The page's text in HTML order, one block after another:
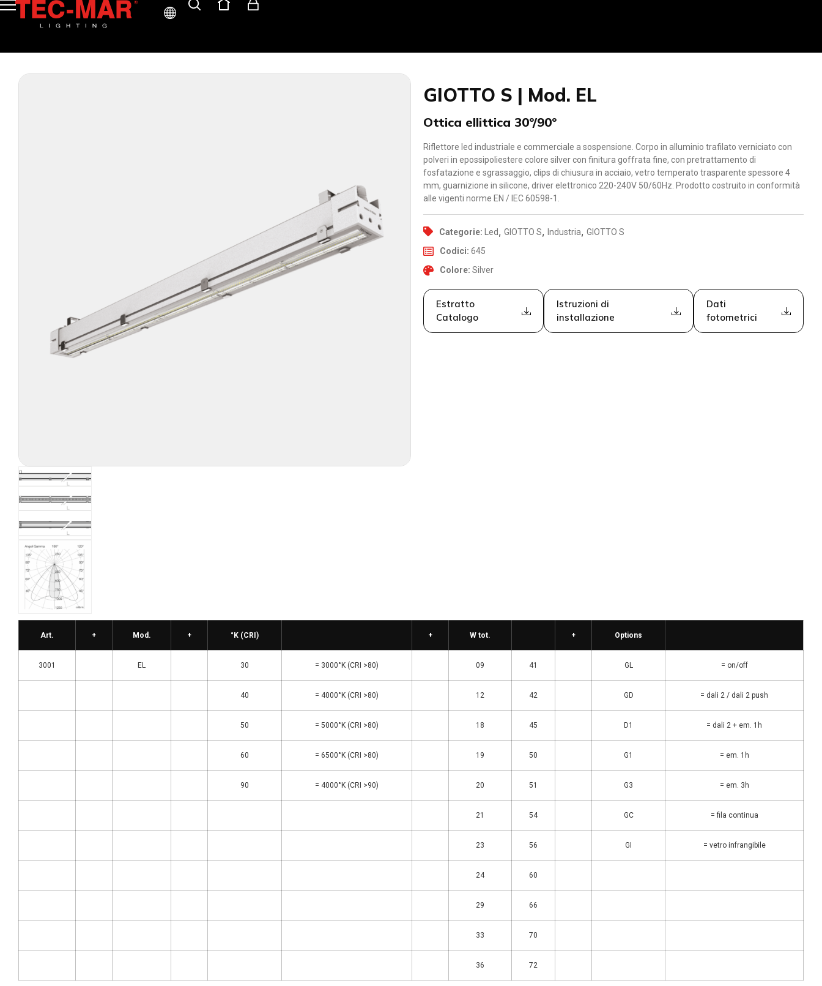
GIOTTO S | Mod. EL
Ottica ellittica 30°/90°
Riflettore led industriale e commerciale a sospensione. Corpo in alluminio trafilato verniciato con
polveri in epossipoliestere colore silver con finitura goffrata fine, con pretrattamento di
fosfatazione e sgrassaggio, clips di chiusura in acciaio, vetro temperato trasparente spessore 4
mm, guarnizione in silicone, driver elettronico 220-240V 50/60Hz. Prodotto costruito in conformità
alle vigenti norme EN / IEC 60598-1.
Categorie: Led, GIOTTO S, Industria, GIOTTO S
Codici: 645
Colore: Silver
Estratto
Catalogo
Istruzioni di
installazione
Dati
fotometrici
Art. + Mod. + °K (CRI) + W tot. + Options
3001 EL 30 = 3000°K (CRI >80) 09 41 GL = on/off
40 = 4000°K (CRI >80) 12 42 GD = dali 2 / dali 2 push
50 = 5000°K (CRI >80) 18 45 D1 = dali 2 + em. 1h
60 = 6500°K (CRI >80) 19 50 G1 = em. 1h
90 = 4000°K (CRI >90) 20 51 G3 = em. 3h
21 54 GC = fila continua
23 56 GI = vetro infrangibile
24 60
29 66
33 70
36 72